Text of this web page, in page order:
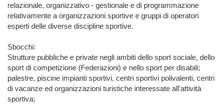
relazionale, organizzativo - gestionale e di programmazione
relativamente a organizzazioni sportive e gruppi di operatori
esperti delle diverse discipline sportive.
Sbocchi:
Strutture pubbliche e private negli ambiti dello sport sociale, dello
sport di competizione (Federazioni) e nello sport per disabili;
palestre, piscine impianti sportivi, centri sportivi polivalenti, centri
di vacanze ed organizzazioni turistiche interessate all'attività
sportiva;